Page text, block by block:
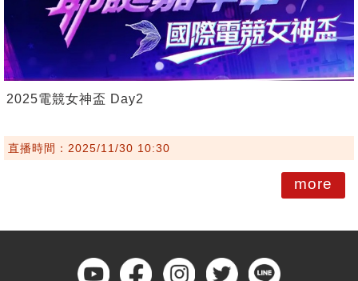
2025電競女神盃 Day2
直播時間：2025/11/30 10:30
more